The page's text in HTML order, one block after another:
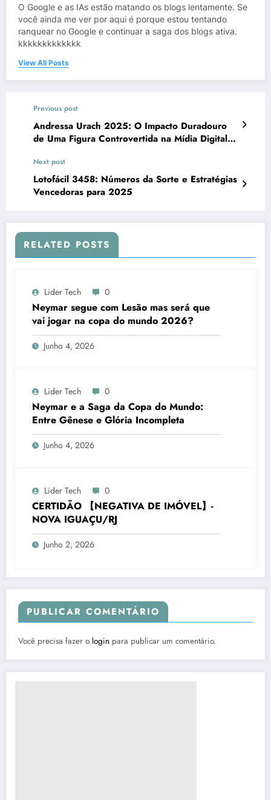
O Google e as IAs estão matando os blogs lentamente. Se
você ainda me ver por aqui é porque estou tentando
ranquear no Google e continuar a saga dos blogs ativa.
kkkkkkkkkkkkk
View All Posts
Previous post
Andressa Urach 2025: O Impacto Duradouro
de Uma Figura Controvertida na Mídia Digital
Next post
Lotofácil 3458: Números da Sorte e Estratégias
Vencedoras para 2025
RELATED POSTS
Lider Tech 0
Neymar segue com Lesão mas será que
vai jogar na copa do mundo 2026?
Junho 4, 2026
Lider Tech 0
Neymar e a Saga da Copa do Mundo:
Entre Gênese e Glória Incompleta
Junho 4, 2026
Lider Tech 0
CERTIDÃO 【NEGATIVA DE IMÓVEL】-
NOVA IGUAÇU/RJ
Junho 2, 2026
PUBLICAR COMENTÁRIO
Você precisa fazer o login para publicar um comentário.